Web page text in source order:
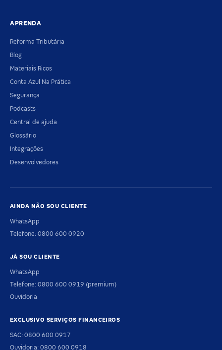
APRENDA
Reforma Tributária
Blog
Materiais Ricos
Conta Azul Na Prática
Segurança
Podcasts
Central de ajuda
Glossário
Integrações
Desenvolvedores
AINDA NÃO SOU CLIENTE
WhatsApp
Telefone: 0800 600 0920
JÁ SOU CLIENTE
WhatsApp
Telefone: 0800 600 0919 (premium)
Ouvidoria
EXCLUSIVO SERVIÇOS FINANCEIROS
SAC: 0800 600 0917
Ouvidoria: 0800 600 0918